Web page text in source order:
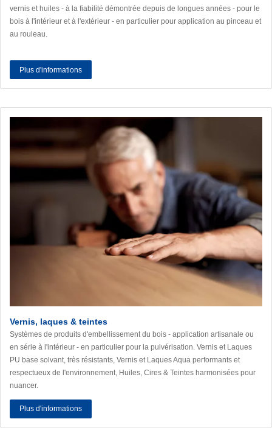
vernis et huiles - à la fiabilité démontrée depuis de longues années - pour le
bois à l'intérieur et à l'extérieur - en particulier pour application au pinceau et
au rouleau.
Plus d'informations
Vernis, laques & teintes
Systèmes de produits d'embellissement du bois - application artisanale ou
en série à l'intérieur - en particulier pour la pulvérisation. Vernis et Laques
PU base solvant, très résistants, Vernis et Laques Aqua performants et
respectueux de l'environnement, Huiles, Cires & Teintes harmonisées pour
nuancer.
Plus d'informations